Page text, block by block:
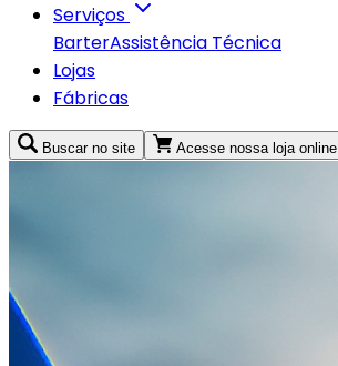
Serviços
BarterAssistência Técnica
Lojas
Fábricas
Buscar no site Acesse nossa loja online